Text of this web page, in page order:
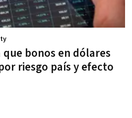
que bonos en dólares
riesgo país y efecto